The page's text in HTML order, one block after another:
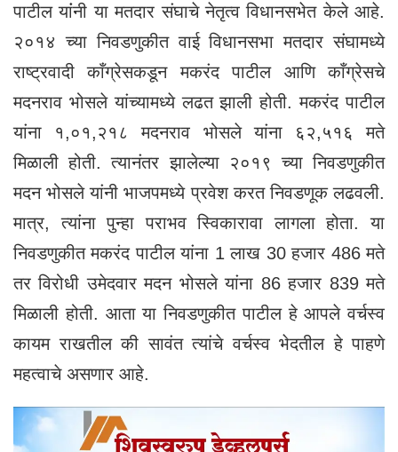
पाटील यांंनी या मतदार संघाचे नेतृत्व विधानसभेत केले आहे.
२०१४ च्या निवडणुकीत वाई विधानसभा मतदार संघामध्ये
राष्ट्रवादी काँग्रेसकडून मकरंद पाटील आणि काँग्रेसचे
मदनराव भोसले यांच्यामध्ये लढत झाली होती. मकरंद पाटील
यांना १,०१,२१८ मदनराव भोसले यांना ६२,५१६ मते
मिळाली होती. त्यानंतर झालेल्या २०१९ च्या निवडणुकीत
मदन भोसले यांनी भाजपमध्ये प्रवेश करत निवडणूक लढवली.
मात्र, त्यांना पुन्हा पराभव स्विकारावा लागला होता. या
निवडणुकीत मकरंद पाटील यांना 1 लाख 30 हजार 486 मते
तर विरोधी उमेदवार मदन भोसले यांना 86 हजार 839 मते
मिळाली होती. आता या निवडणुकीत पाटील हे आपले वर्चस्व
कायम राखतील की सावंत त्यांचे वर्चस्व भेदतील हे पाहणे
महत्वाचे असणार आहे.